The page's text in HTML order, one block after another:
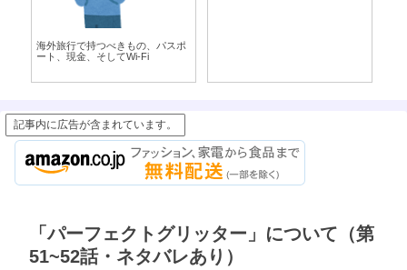
海外旅行で持つべきもの、パスポ
ート、現金、そしてWi-Fi
記事内に広告が含まれています。
「パーフェクトグリッター」について（第
51~52話・ネタバレあり）